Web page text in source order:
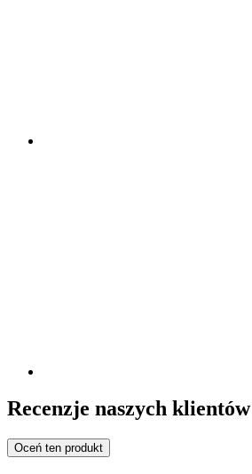
Recenzje naszych klientów
Oceń ten produkt